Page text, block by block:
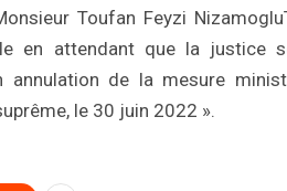
Toufan Feyzi
en attendant que la justice
de la mesure
le 30 juin 2022 ».